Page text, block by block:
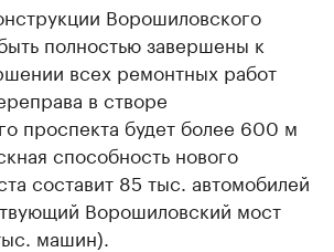
Ворошиловского
полностью завершены к
всех ремонтных работ
в створе
проспекта будет более 600 м
способность нового
составит 85 тыс. автомобилей
Ворошиловский мост
машин).